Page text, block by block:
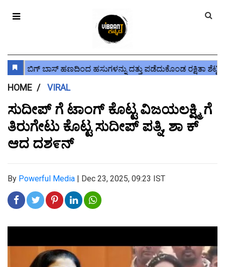
HOME VIRAL
ಸುದೀಪ್ ಗೆ ಟಾಂಗ್ ಕೊಟ್ಟ ವಿಜಯಲಕ್ಷ್ಮಿ ಗೆ
ತಿರುಗೇಟು ಕೊಟ್ಟ ಸುದೀಪ್ ಪತ್ನಿ, ಶಾ ಕ್
ಆದ ದಶ೯ನ್
By Powerful Media | Dec 23, 2025, 09:23 IST